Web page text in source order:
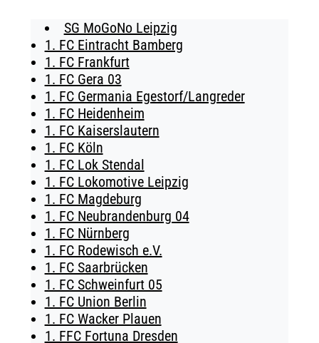
CLUBMITGLIEDSCHAFT
BUSINESS
SÜDKURVE
TICKETING
SG MoGoNo Leipzig
1. FC Eintracht Bamberg
1. FC Frankfurt
1. FC Gera 03
1. FC Germania Egestorf/Langreder
1. FC Heidenheim
1. FC Kaiserslautern
1. FC Köln
1. FC Lok Stendal
1. FC Lokomotive Leipzig
1. FC Magdeburg
1. FC Neubrandenburg 04
1. FC Nürnberg
1. FC Rodewisch e.V.
1. FC Saarbrücken
1. FC Schweinfurt 05
1. FC Union Berlin
1. FC Wacker Plauen
1. FFC Fortuna Dresden